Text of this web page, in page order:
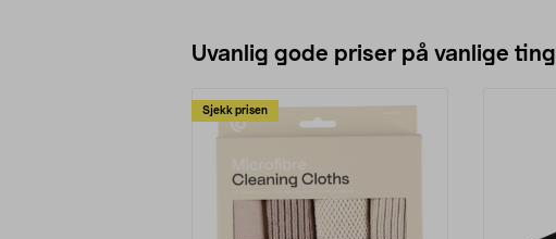
Uvanlig gode priser på vanlige ting
Sjekk prisen